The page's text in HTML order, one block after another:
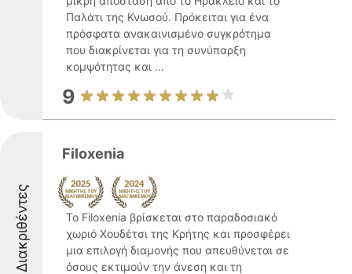
Παλάτι της Κνωσού. Πρόκειται για ένα
πρόσφατα ανακαινισμένο συγκρότημα
που διακρίνεται για τη συνύπαρξη
κομψότητας και ...
9
Διακριθέντες
Filoxenia
Το Filoxenia βρίσκεται στο παραδοσιακό
χωριό Χουδέτσι της Κρήτης και προσφέρει
μια επιλογή διαμονής που απευθύνεται σε
όσους εκτιμούν την άνεση και τη